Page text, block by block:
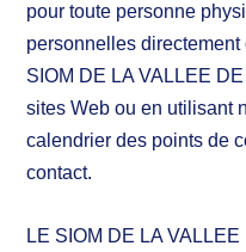
pour toute personne
personnelles
SIOM DE LA VALLEE
sites Web ou en utilisant
calendrier des points de
contact.
LE SIOM DE LA